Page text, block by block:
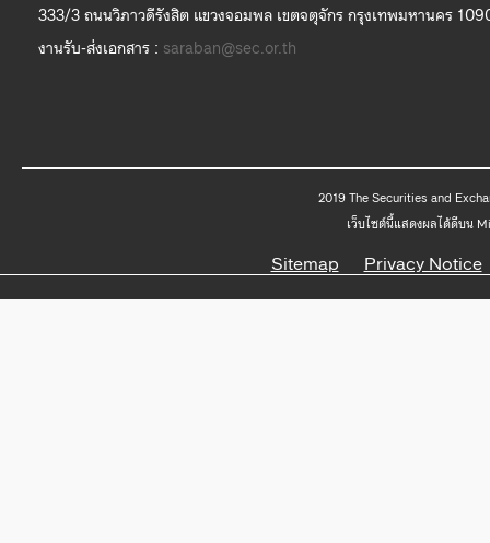
333/3 ถนนวิภาวดีรังสิต แขวงจอมพล เขตจตุจักร กรุงเทพมหานคร
งานรับ-ส่งเอกสาร : saraban@sec.or.th
2019
เว็บไซต์นี้แสดงผลได้ดีบน
Sitemap Privacy Notice